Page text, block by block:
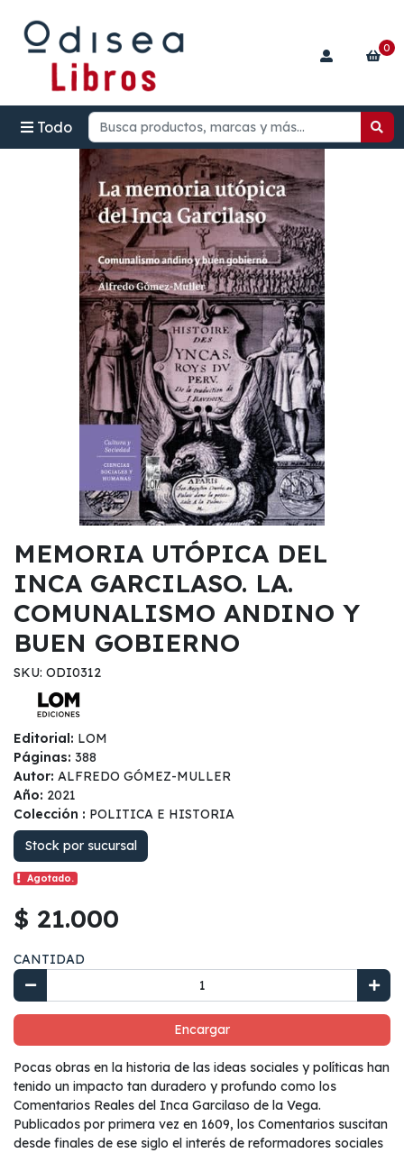
Todo
0
MEMORIA UTÓPICA DEL
INCA GARCILASO. LA.
COMUNALISMO ANDINO Y
BUEN GOBIERNO
SKU: ODI0312
Editorial: LOM
Páginas: 388
Autor: ALFREDO GÓMEZ-MULLER
Año: 2021
Colección : POLITICA E HISTORIA
Stock por sucursal
Agotado.
$ 21.000
CANTIDAD
Encargar
Pocas obras en la historia de las ideas sociales y políticas han
tenido un impacto tan duradero y profundo como los
Comentarios Reales del Inca Garcilaso de la Vega.
Publicados por primera vez en 1609, los Comentarios suscitan
desde finales de ese siglo el interés de reformadores sociales